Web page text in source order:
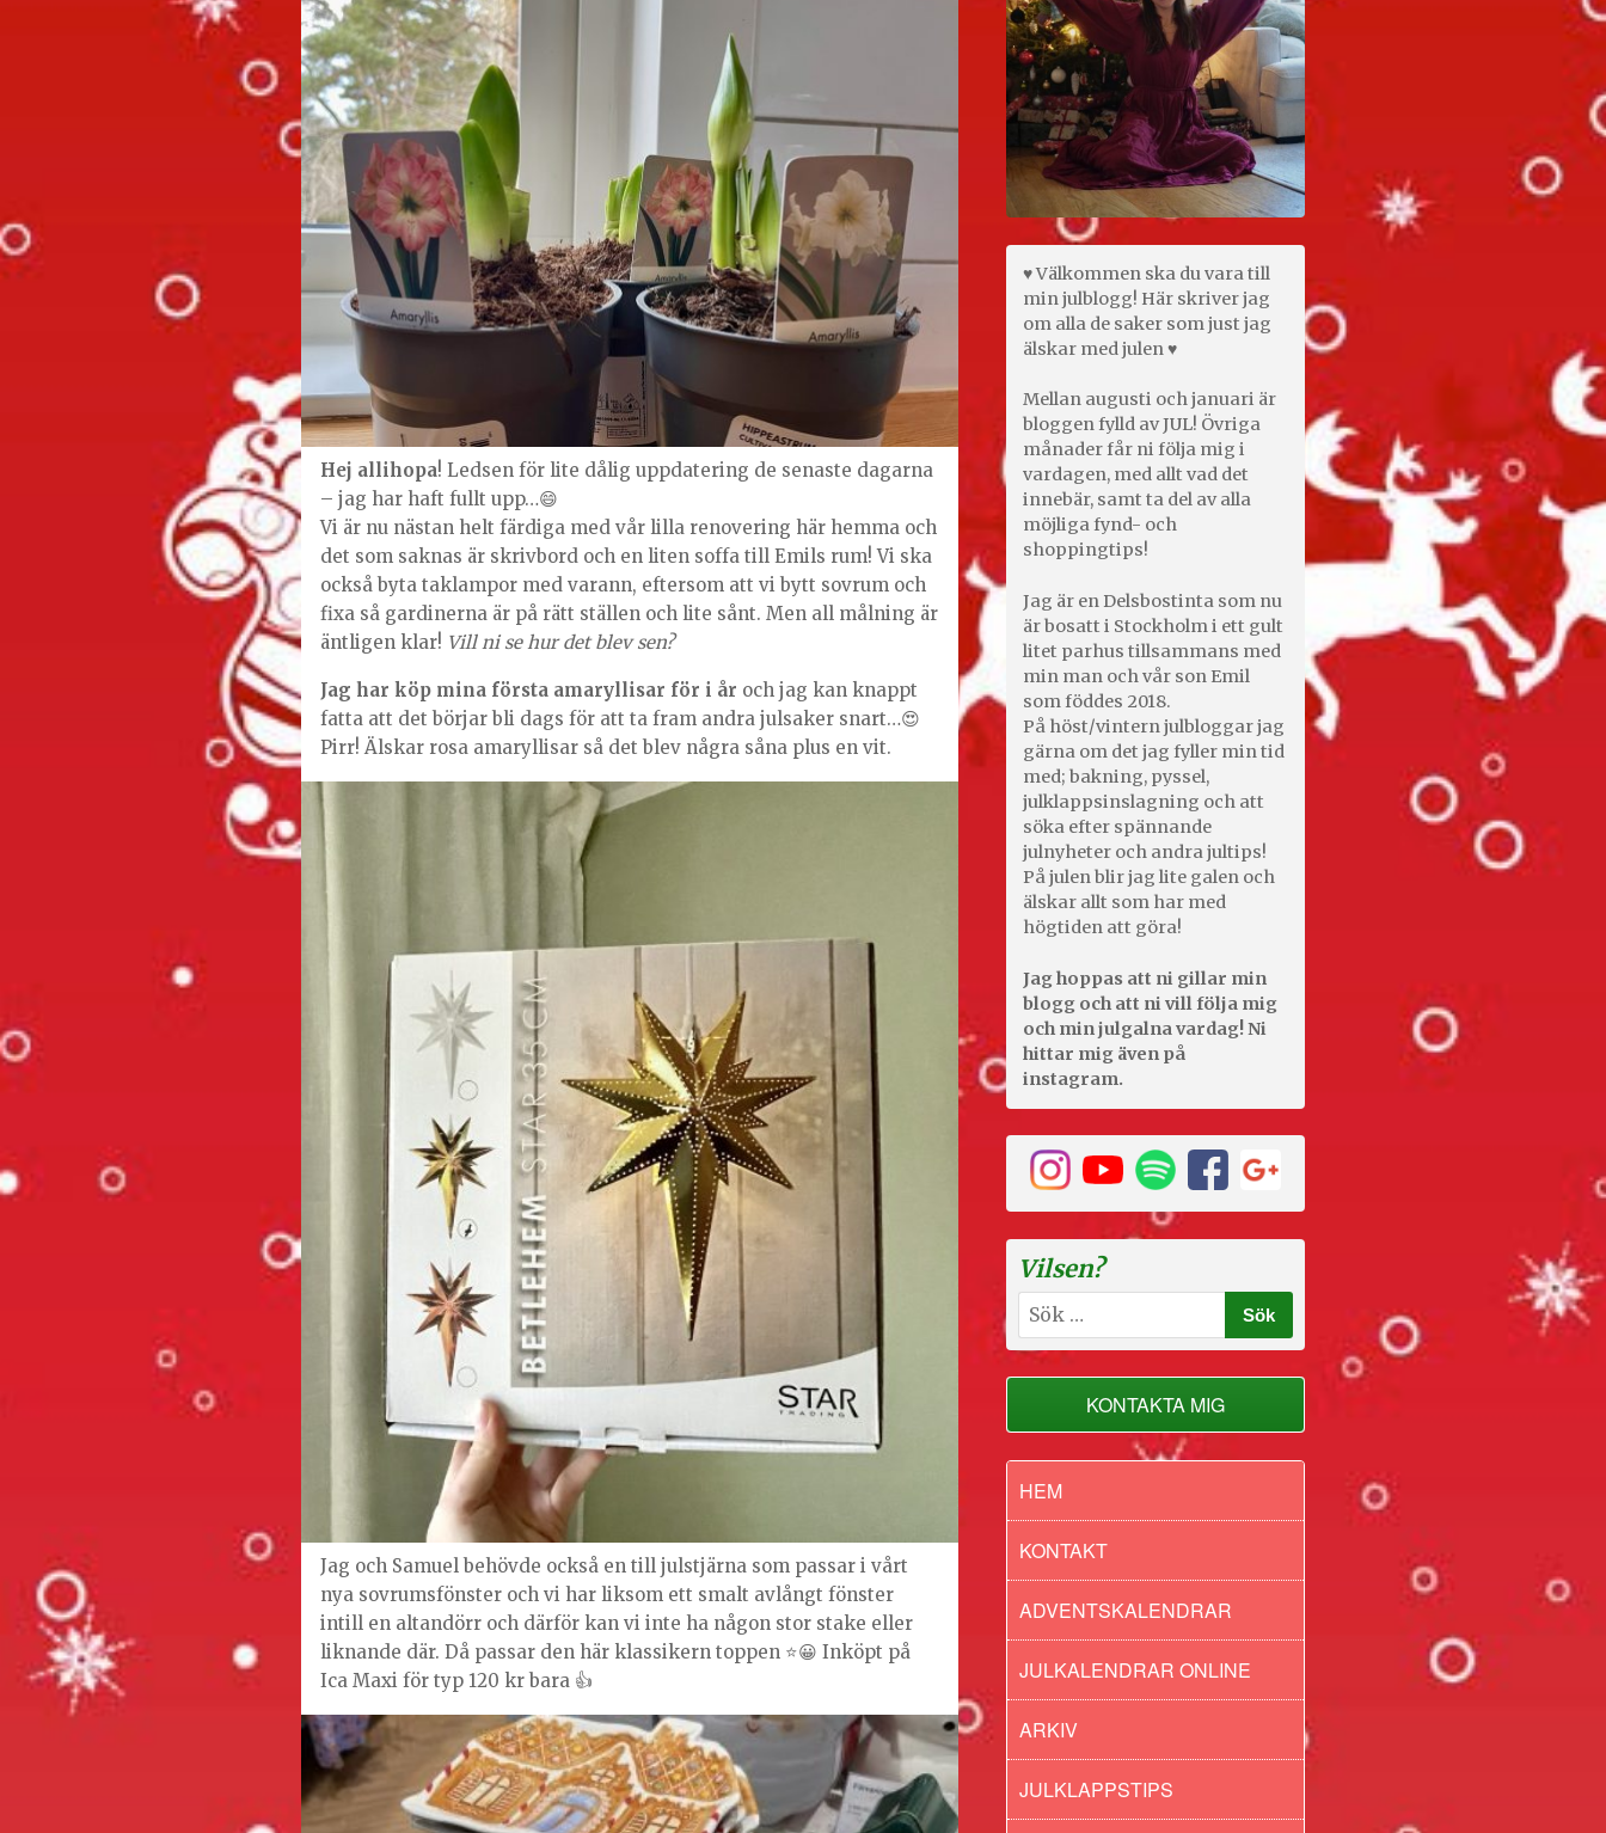
Hej allihopa! Ledsen för lite dålig uppdatering de senaste dagarna
– jag har haft fullt upp…😄
Vi är nu nästan helt färdiga med vår lilla renovering här hemma och
det som saknas är skrivbord och en liten soffa till Emils rum! Vi ska
också byta taklampor med varann, eftersom att vi bytt sovrum och
fixa så gardinerna är på rätt ställen och lite sånt. Men all målning är
äntligen klar! Vill ni se hur det blev sen?
Jag har köp mina första amaryllisar för i år och jag kan knappt
fatta att det börjar bli dags för att ta fram andra julsaker snart…😍
Pirr! Älskar rosa amaryllisar så det blev några såna plus en vit.
Jag och Samuel behövde också en till julstjärna som passar i vårt
nya sovrumsfönster och vi har liksom ett smalt avlångt fönster
intill en altandörr och därför kan vi inte ha någon stor stake eller
liknande där. Då passar den här klassikern toppen ⭐️😀 Inköpt på
Ica Maxi för typ 120 kr bara 👍
♥ Välkommen ska du vara till
min julblogg! Här skriver jag
om alla de saker som just jag
älskar med julen ♥
Mellan augusti och januari är
bloggen fylld av JUL! Övriga
månader får ni följa mig i
vardagen, med allt vad det
innebär, samt ta del av alla
möjliga fynd- och
shoppingtips!
Jag är en Delsbostinta som nu
är bosatt i Stockholm i ett gult
litet parhus tillsammans med
min man och vår son Emil
som föddes 2018.
På höst/vintern julbloggar jag
gärna om det jag fyller min tid
med; bakning, pyssel,
julklappsinslagning och att
söka efter spännande
julnyheter och andra jultips!
På julen blir jag lite galen och
älskar allt som har med
högtiden att göra!
Jag hoppas att ni gillar min
blogg och att ni vill följa mig
och min julgalna vardag! Ni
hittar mig även på
instagram.
Vilsen?
Sök
efter:
KONTAKTA MIG
HEM
KONTAKT
ADVENTSKALENDRAR
JULKALENDRAR ONLINE
ARKIV
JULKLAPPSTIPS